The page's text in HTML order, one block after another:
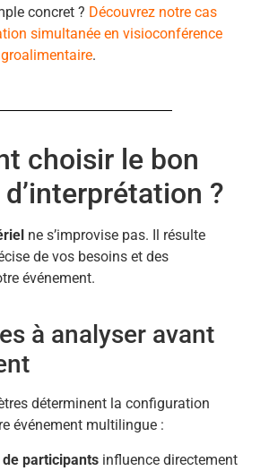
concret ? Découvrez notre cas
simultanée en visioconférence
.
choisir le bon
?
ne s’improvise pas. Il résulte
de vos besoins et des
événement.
à analyser avant
déterminent la configuration
événement multilingue :
participants influence directement